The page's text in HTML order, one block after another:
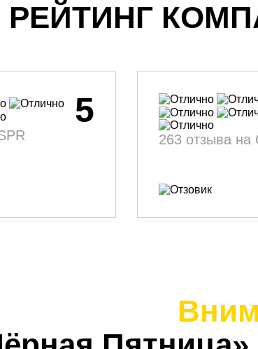
РЕЙТИНГ
5
263 отзыва на